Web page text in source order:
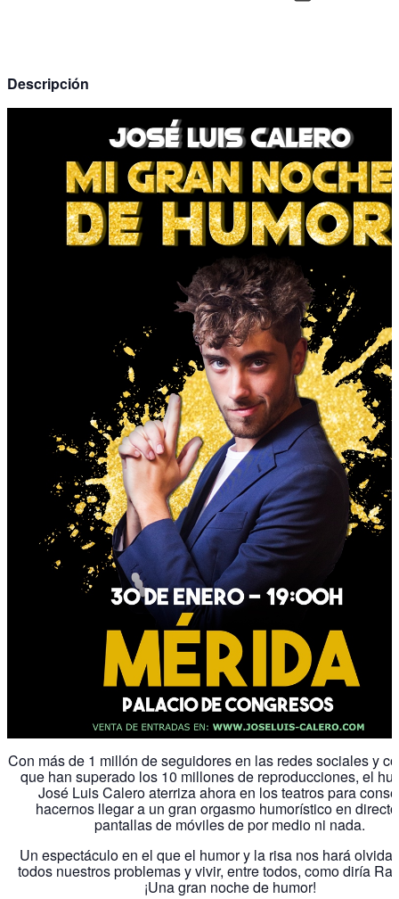
Descripción
Con más de 1 millón de seguidores en las redes sociales y
que han superado los 10 millones de reproducciones, el
José Luis Calero aterriza ahora en los teatros para
hacernos llegar a un gran orgasmo humorístico en
pantallas de móviles de por medio ni nada.
Un espectáculo en el que el humor y la risa nos hará
todos nuestros problemas y vivir, entre todos, como diría
¡Una gran noche de humor!